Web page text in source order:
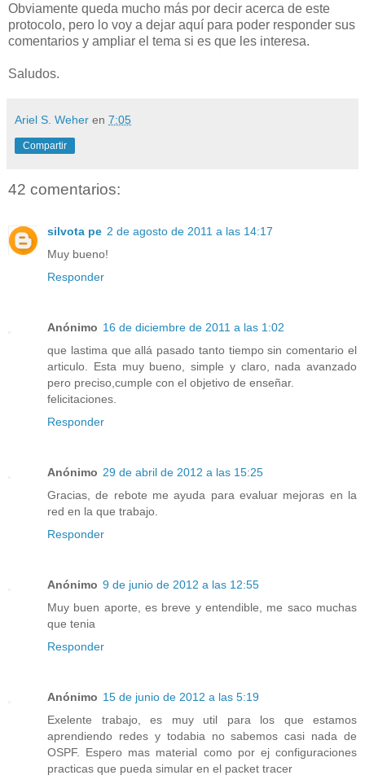
Obviamente queda mucho más por decir acerca de este
protocolo, pero lo voy a dejar aquí para poder responder sus
comentarios y ampliar el tema si es que les interesa.
Saludos.
Ariel S. Weher en 7:05
Compartir
42 comentarios:
silvota pe 2 de agosto de 2011 a las 14:17
Muy bueno!
Responder
Anónimo 16 de diciembre de 2011 a las 1:02
que lastima que allá pasado tanto tiempo sin comentario el
articulo. Esta muy bueno, simple y claro, nada avanzado
pero preciso,cumple con el objetivo de enseñar.
felicitaciones.
Responder
Anónimo 29 de abril de 2012 a las 15:25
Gracias, de rebote me ayuda para evaluar mejoras en la
red en la que trabajo.
Responder
Anónimo 9 de junio de 2012 a las 12:55
Muy buen aporte, es breve y entendible, me saco muchas
que tenia
Responder
Anónimo 15 de junio de 2012 a las 5:19
Exelente trabajo, es muy util para los que estamos
aprendiendo redes y todabia no sabemos casi nada de
OSPF. Espero mas material como por ej configuraciones
practicas que pueda simular en el packet tracer